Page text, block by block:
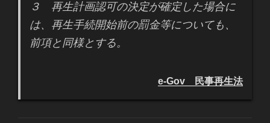
３ 再生計画認可の決定が確定した場合に
は、再生手続開始前の罰金等についても、
前項と同様とする。
e-Gov 民事再生法